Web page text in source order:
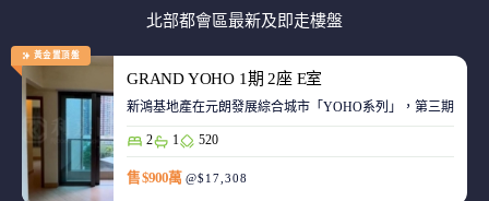
北部都會區最新及即走樓盤
黃金置頂盤
GRAND YOHO 1期 2座 E室
2 1 520
售 $900萬 @$17,308